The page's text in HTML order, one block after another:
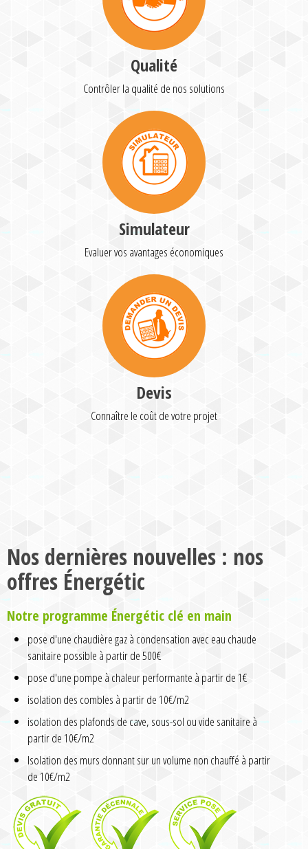
Qualité
Contrôler la qualité de nos solutions
Simulateur
Evaluer vos avantages économiques
Devis
Connaître le coût de votre projet
Nos dernières nouvelles : nos
offres Énergétic
Notre programme Énergétic clé en main
pose d'une chaudière gaz à condensation avec eau chaude
sanitaire possible à partir de 500€
pose d'une pompe à chaleur performante à partir de 1€
isolation des combles à partir de 10€/m2
isolation des plafonds de cave, sous-sol ou vide sanitaire à
partir de 10€/m2
Isolation des murs donnant sur un volume non chauffé à partir
de 10€/m2